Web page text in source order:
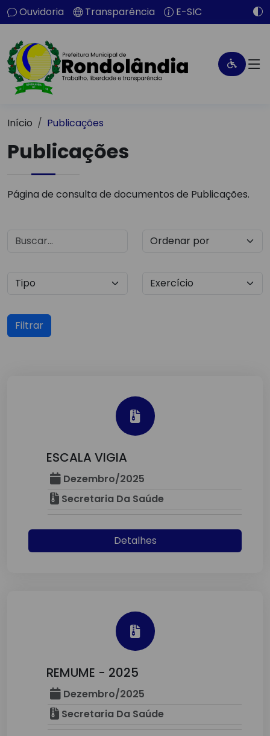
Ouvidoria Transparência E-SIC
Início Publicações
Publicações
Página de consulta de documentos de Publicações.
Filtrar
ESCALA VIGIA
Dezembro/2025
Secretaria Da Saúde
Detalhes
REMUME - 2025
Dezembro/2025
Secretaria Da Saúde